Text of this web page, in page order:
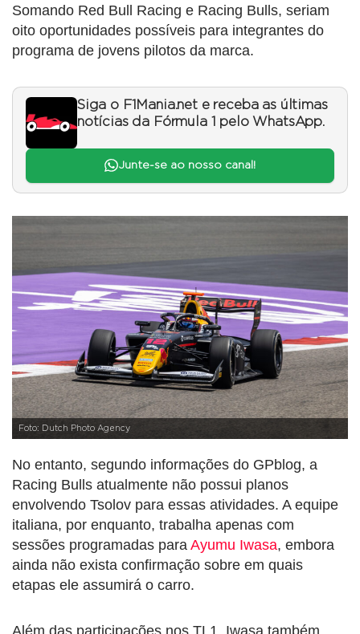
Somando Red Bull Racing e Racing Bulls, seriam
oito oportunidades possíveis para integrantes do
programa de jovens pilotos da marca.
Siga o F1Mania.net e receba as últimas
notícias da Fórmula 1 pelo WhatsApp.
Junte-se ao nosso canal!
Foto: Dutch Photo Agency
No entanto, segundo informações do GPblog, a
Racing Bulls atualmente não possui planos
envolvendo Tsolov para essas atividades. A equipe
italiana, por enquanto, trabalha apenas com
sessões programadas para Ayumu Iwasa, embora
ainda não exista confirmação sobre em quais
etapas ele assumirá o carro.